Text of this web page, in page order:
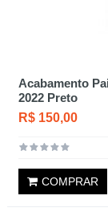
Acabamento
2022 Preto
R$ 150,00
COMPRAR